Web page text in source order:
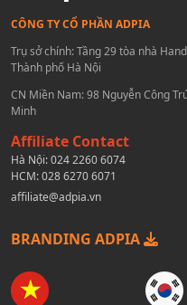
CÔNG TY CỔ PHẦN ADPIA
Trụ sở chính: Tầng 29 tòa nhà
Thành phố Hà Nội
CN Miền Nam: 98 Nguyễn Công
Minh
Affiliate Contact
Hà Nội:024 2260 6074
HCM:028 6270 6071
affiliate@adpia.vn
BRANDING ADPIA